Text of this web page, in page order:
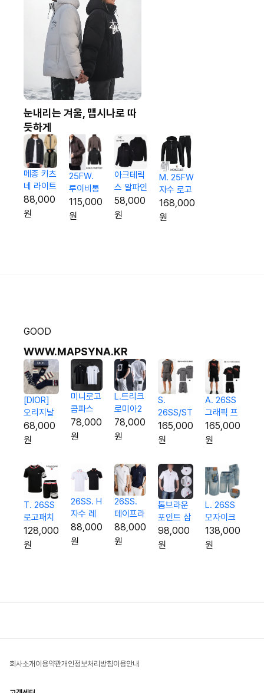
눈내리는 겨울, 맵시나로 따
듯하게
메종 키츠
네 라이트
패딩점퍼
(남여공
88,000
원
25FW.
루이비통
레터링 사
각 집업
115,000
원
아크테릭
스 알파인
아카데미
후드 집업
58,000
원
M. 25FW
자수 로고
후드집업
셋업
168,000
원
GOOD
WWW.MAPSYNA.KR
[DIOR]
오리지날
패턴Set
5종 양말
68,000
원
미니로고
콤파스
코튼 반
팔티
78,000
원
L.트리크
로미아2
반팔티
78,000
원
S.
26SS/ST
레터링
3p 오버
165,000
원
A. 26SS
그래픽 프
린팅 3p
오버핏 셋
165,000
원
T. 26SS
로고패치
시보리 반
팔 & 반바
128,000
원
26SS. H
자수 레
터링 팁
카라 티
88,000
원
26SS.
테이프라
인 G자수
실켓 카
88,000
원
톰브라운
포인트 삼
선 하프 셔
츠
98,000
원
L. 26SS
모자이크
로고 하프
진
138,000
원
회사소개 이용약관개인정보처리방침이용안내